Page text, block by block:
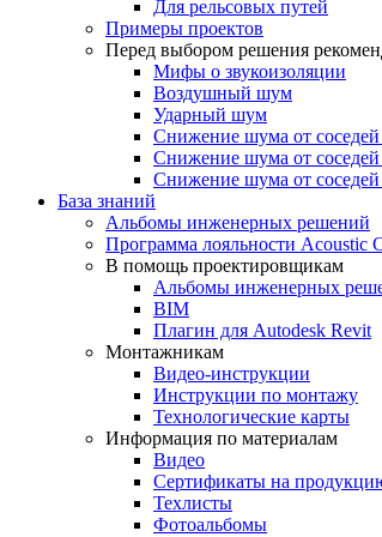
Для рельсовых путей
Примеры проектов
Перед выбором решения
Мифы о звукоизоляции
Воздушный шум
Ударный шум
Снижение шума от соседей
Снижение шума от соседей
Снижение шума от соседей
База знаний
Альбомы инженерных решений
Программа лояльности Acoustic
В помощь проектировщикам
Альбомы инженерных
BIM
Плагин для Autodesk Revit
Монтажникам
Видео-инструкции
Инструкции по монтажу
Технологические карты
Информация по материалам
Видео
Сертификаты на
Техлисты
Фотоальбомы